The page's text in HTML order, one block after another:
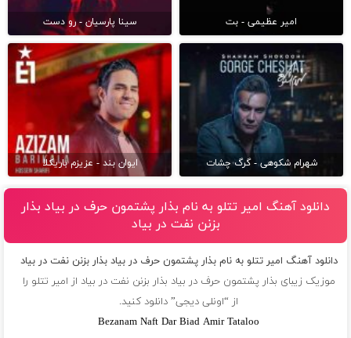
امیر عظیمی - بت سینا پارسیان - رو دست
شهرام شکوهی - گرگ چشات ایوان بند - عزیزم باریکلا
دانلود آهنگ امیر تتلو به نام بذار پشتمون حرف در بیاد بذار
بزنن نفت در بیاد
دانلود آهنگ امیر تتلو به نام بذار پشتمون حرف در بیاد بذار بزنن نفت در بیاد
موزیک زیبای بذار پشتمون حرف در بیاد بذار بزنن نفت در بیاد از امیر تتلو را
از “اونلی دیجی” دانلود کنید.
Bezanam Naft Dar Biad Amir Tataloo